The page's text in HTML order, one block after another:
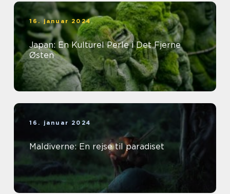
16. januar 2024
Japan: En Kulturel Perle i Det Fjerne
Østen
16. januar 2024
Maldiverne: En rejse til paradiset